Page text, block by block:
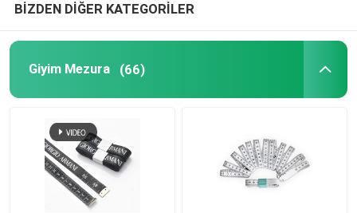
Çelik Mezura
Mesafe Ölçme Çarkı
Mezura Bileşenleri
BİZDEN DİĞER KATEGORİLER
Giyim Mezura (66)